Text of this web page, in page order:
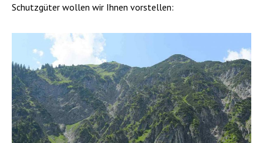
Schutzgüter wollen wir Ihnen vorstellen: